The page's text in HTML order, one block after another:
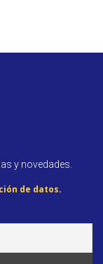
y novedades.
de datos.